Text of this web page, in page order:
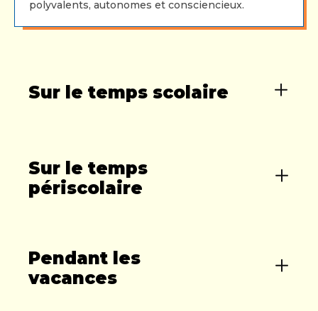
polyvalents, autonomes et consciencieux.
Sur le temps scolaire
Sur le temps
périscolaire
Pendant les
vacances